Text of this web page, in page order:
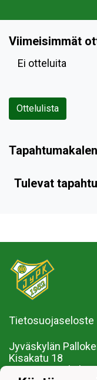
Viimeisimmät
Ei otteluita
Ottelulista
Tulevat
Tietosuojaseloste
Jyväskylän
Kisakatu 18
40720 Jyväskylä